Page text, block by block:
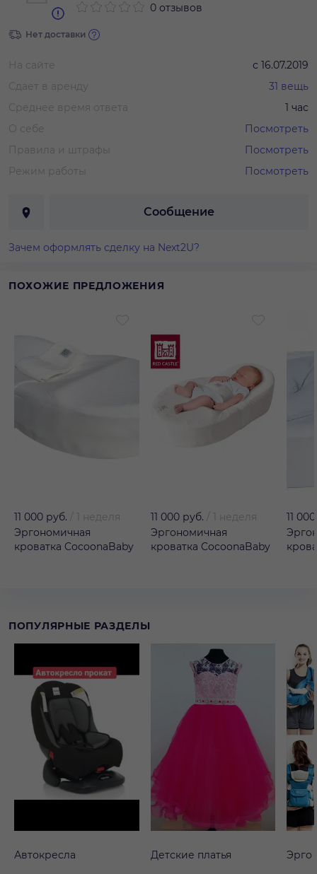
0 отзывов
Нет доставки
На сайте с 16.07.2019
Сдает в аренду
31 вещь
Среднее время ответа
1 час
О себе
Посмотреть
Правила и штрафы
Посмотреть
Режим работы
Посмотреть
Сообщение
Зачем оформлять сделку на Next2U?
ПОХОЖИЕ ПРЕДЛОЖЕНИЯ
11 000 руб.
1 неделя
Эргономичная
кроватка CocoonаBaby
11 000 руб.
1 неделя
Эргономичная
кроватка CocoonаBaby
11
ПОПУЛЯРНЫЕ РАЗДЕЛЫ
Автокресла Детские платья Эрго